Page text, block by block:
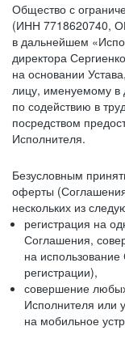
Общество с
(ИНН 7718620740,
в дальнейшем
директора
на основании
лицу, именуемому в
по содействию в
посредством
Исполнителя.
Безусловным
оферты
нескольких из
регистрация на
Соглашения,
на
регистрации),
совершение
Исполнителя или
на мобильное